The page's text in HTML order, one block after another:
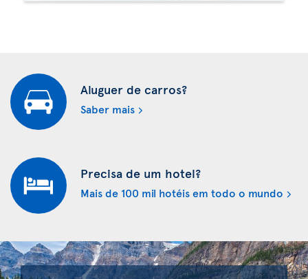
Aluguer de carros?
Saber mais
Precisa de um hotel?
Mais de 100 mil hotéis em todo o mundo